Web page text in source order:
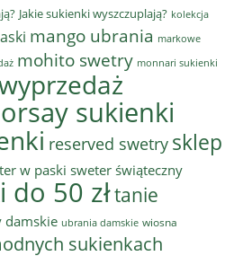
Jakie sukienki wyszczuplają? kolekcja
mango ubrania markowe
mohito swetry monnari sukienki
orsay sukienki
reserved swetry sklep
w paski sweter świąteczny
50 złtanie
damskie ubrania damskie wiosna
sukienkach